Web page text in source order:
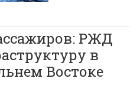
РЖД
в
Востоке